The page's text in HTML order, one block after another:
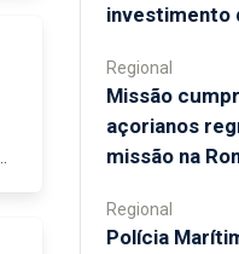
investimento
Regional
Missão
açorianos
missão na
Regional
Polícia